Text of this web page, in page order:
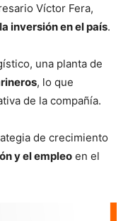
Víctor Fera,
inversión en el país.
una planta de
, lo que
de la compañía.
de crecimiento
y el empleo en el